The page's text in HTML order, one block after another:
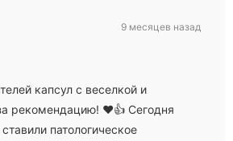
капсул с веселкой и
за рекомендацию! ❤️👍 Сегодня
патологическое
9 месяцев назад